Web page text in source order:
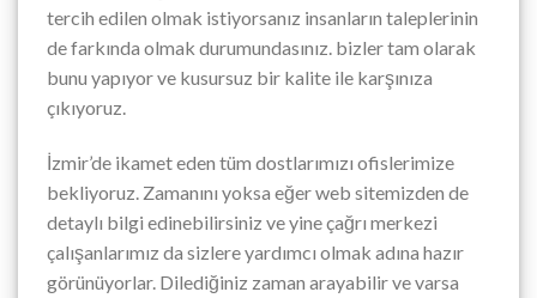
tercih edilen olmak istiyorsanız insanların taleplerinin
de farkında olmak durumundasınız. bizler tam olarak
bunu yapıyor ve kusursuz bir kalite ile karşınıza
çıkıyoruz.
İzmir’de ikamet eden tüm dostlarımızı ofislerimize
bekliyoruz. Zamanını yoksa eğer web sitemizden de
detaylı bilgi edinebilirsiniz ve yine çağrı merkezi
çalışanlarımız da sizlere yardımcı olmak adına hazır
görünüyorlar. Dilediğiniz zaman arayabilir ve varsa